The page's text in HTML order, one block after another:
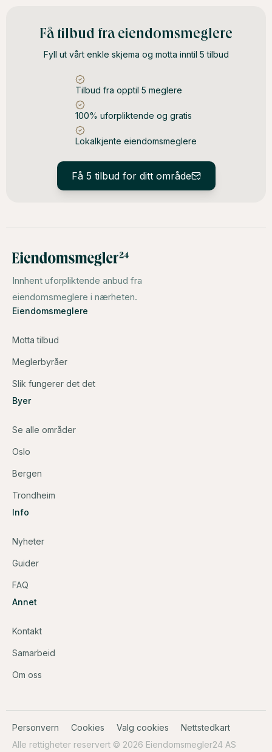
Få tilbud fra eiendomsmeglere
Fyll ut vårt enkle skjema og motta inntil 5 tilbud
Tilbud fra opptil 5 meglere
100% uforpliktende og gratis
Lokalkjente eiendomsmeglere
Få 5 tilbud for ditt område
Innhent uforpliktende anbud fra
eiendomsmeglere i nærheten.
Eiendomsmeglere
Motta tilbud
Meglerbyråer
Slik fungerer det det
Byer
Se alle områder
Oslo
Bergen
Trondheim
Info
Nyheter
Guider
FAQ
Annet
Kontakt
Samarbeid
Om oss
Personvern Cookies Valg cookies
Nettstedkart
Alle rettigheter reservert © 2026 Eiendomsmegler24 AS